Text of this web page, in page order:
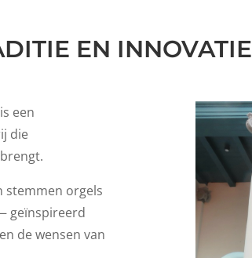
EN INNOVATIE
een
die
stemmen orgels
geïnspireerd
de wensen van